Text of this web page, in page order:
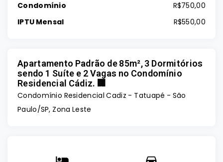
Condomínio
R$750,00
IPTU Mensal
R$550,00
Apartamento Padrão de 85m², 3 Dormitórios
sendo 1 Suíte e 2 Vagas no Condomínio
Residencial Cádiz. 🏢
Condomínio Residencial Cadiz - Tatuapé - São
Paulo/SP, Zona Leste